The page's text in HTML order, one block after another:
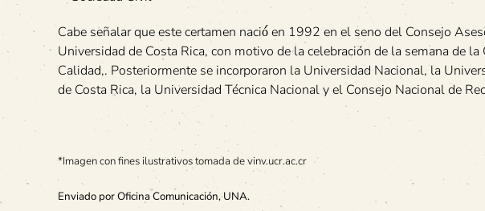
Cabe señalar que este certamen nació́ en 1992 en el seno del Consejo
Universidad de Costa Rica, con motivo de la celebración de la semana de
Calidad,. Posteriormente se incorporaron la Universidad Nacional, la
de Costa Rica, la Universidad Técnica Nacional y el Consejo Nacional de
*Imagen con fines ilustrativos tomada de vinv.ucr.ac.cr
Enviado por Oficina Comunicación, UNA.